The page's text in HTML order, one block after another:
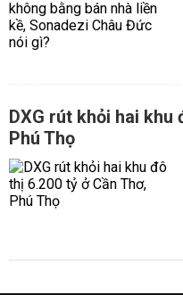
DXG rút khỏi hai khu
Phú Thọ